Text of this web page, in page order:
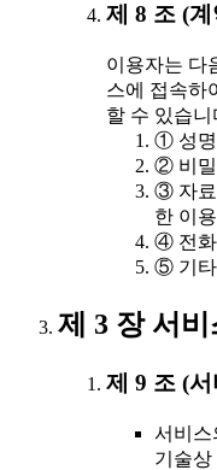
제 8 조 (
이용자는 다
스에 접속하
할 수 있습니
① 성명
② 비밀
③ 자료
한 이
④ 전화
⑤ 기타
제 3 장 서
제 9 조 (
서비스
기술상